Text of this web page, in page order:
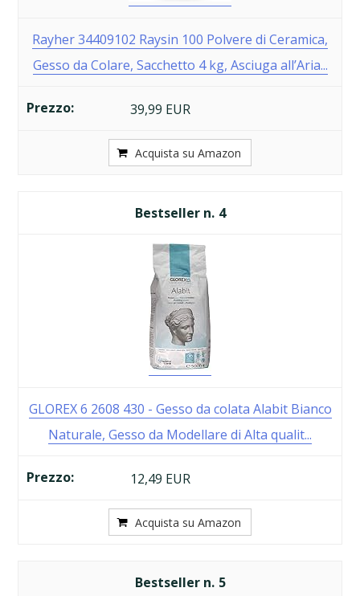
Rayher 34409102 Raysin 100 Polvere di Ceramica,
Gesso da Colare, Sacchetto 4 kg, Asciuga all’Aria...
39,99 EUR
Acquista su Amazon
4
GLOREX 6 2608 430 - Gesso da colata Alabit Bianco
Naturale, Gesso da Modellare di Alta qualit...
12,49 EUR
Acquista su Amazon
5